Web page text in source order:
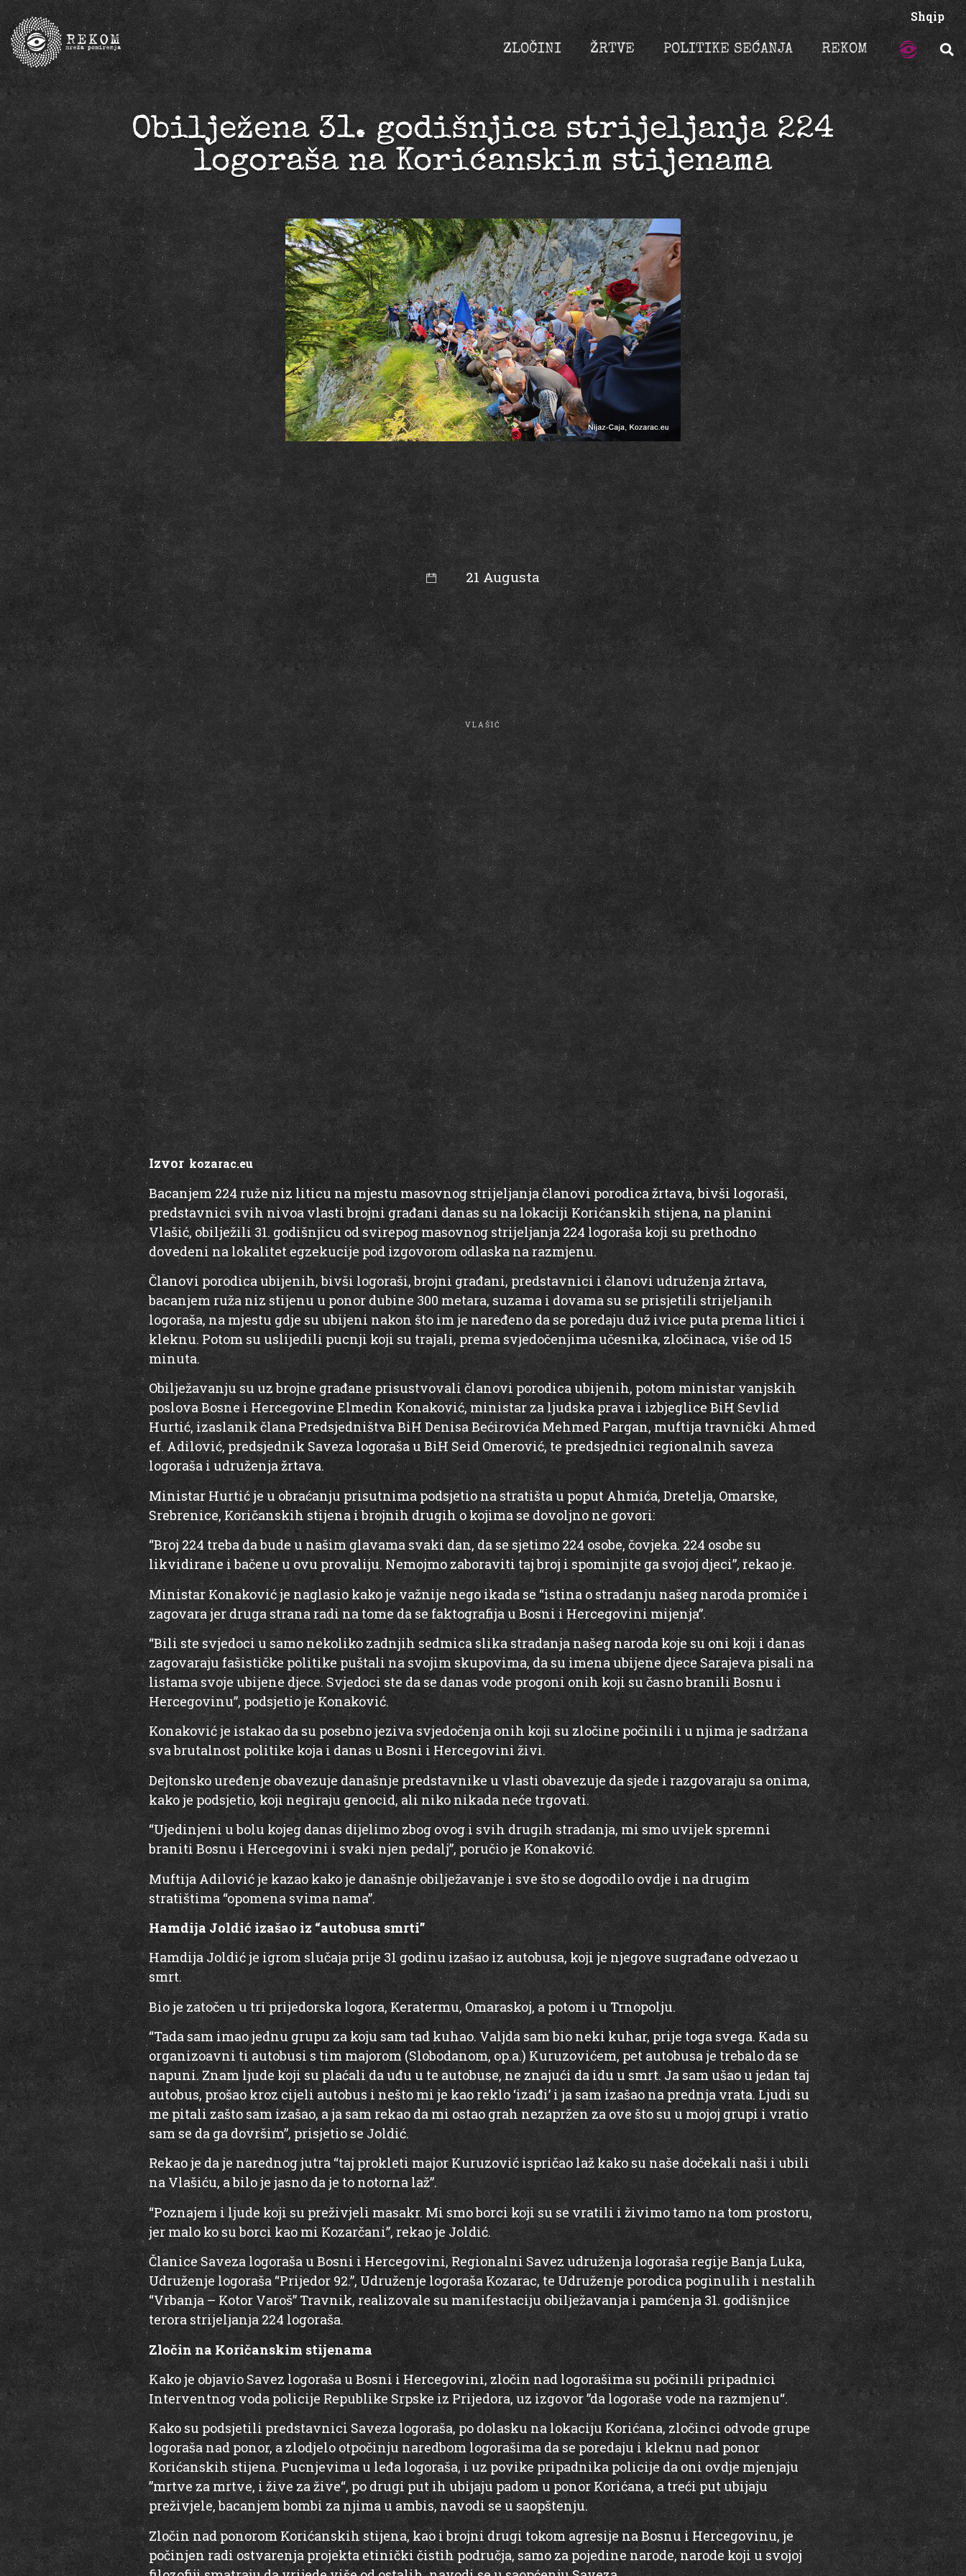
Shqip
ZLOČINI ŽRTVE POLITIKE SEĆANJA REKOM
Obilježena 31. godišnjica strijeljanja 224
logoraša na Korićanskim stijenama
Izvor kozarac.eu
Bacanjem 224 ruže niz liticu na mjestu masovnog strijeljanja članovi porodica žrtava, bivši logoraši,
predstavnici svih nivoa vlasti brojni građani danas su na lokaciji Korićanskih stijena, na planini
Vlašić, obilježili 31. godišnjicu od svirepog masovnog strijeljanja 224 logoraša koji su prethodno
dovedeni na lokalitet egzekucije pod izgovorom odlaska na razmjenu.
Članovi porodica ubijenih, bivši logoraši, brojni građani, predstavnici i članovi udruženja žrtava,
bacanjem ruža niz stijenu u ponor dubine 300 metara, suzama i dovama su se prisjetili strijeljanih
logoraša, na mjestu gdje su ubijeni nakon što im je naređeno da se poredaju duž ivice puta prema litici i
kleknu. Potom su uslijedili pucnji koji su trajali, prema svjedočenjima učesnika, zločinaca, više od 15
minuta.
Obilježavanju su uz brojne građane prisustvovali članovi porodica ubijenih, potom ministar vanjskih
poslova Bosne i Hercegovine Elmedin Konaković, ministar za ljudska prava i izbjeglice BiH Sevlid
Hurtić, izaslanik člana Predsjedništva BiH Denisa Bećirovića Mehmed Pargan, muftija travnički Ahmed
ef. Adilović, predsjednik Saveza logoraša u BiH Seid Omerović, te predsjednici regionalnih saveza
logoraša i udruženja žrtava.
Ministar Hurtić je u obraćanju prisutnima podsjetio na stratišta u poput Ahmića, Dretelja, Omarske,
Srebrenice, Koričanskih stijena i brojnih drugih o kojima se dovoljno ne govori:
“Broj 224 treba da bude u našim glavama svaki dan, da se sjetimo 224 osobe, čovjeka. 224 osobe su
likvidirane i bačene u ovu provaliju. Nemojmo zaboraviti taj broj i spominjite ga svojoj djeci”, rekao je.
Ministar Konaković je naglasio kako je važnije nego ikada se “istina o stradanju našeg naroda promiče i
zagovara jer druga strana radi na tome da se faktografija u Bosni i Hercegovini mijenja”.
“Bili ste svjedoci u samo nekoliko zadnjih sedmica slika stradanja našeg naroda koje su oni koji i danas
zagovaraju fašističke politike puštali na svojim skupovima, da su imena ubijene djece Sarajeva pisali na
listama svoje ubijene djece. Svjedoci ste da se danas vode progoni onih koji su časno branili Bosnu i
Hercegovinu”, podsjetio je Konaković.
Konaković je istakao da su posebno jeziva svjedočenja onih koji su zločine počinili i u njima je sadržana
sva brutalnost politike koja i danas u Bosni i Hercegovini živi.
Dejtonsko uređenje obavezuje današnje predstavnike u vlasti obavezuje da sjede i razgovaraju sa onima,
kako je podsjetio, koji negiraju genocid, ali niko nikada neće trgovati.
“Ujedinjeni u bolu kojeg danas dijelimo zbog ovog i svih drugih stradanja, mi smo uvijek spremni
braniti Bosnu i Hercegovini i svaki njen pedalj”, poručio je Konaković.
Muftija Adilović je kazao kako je današnje obilježavanje i sve što se dogodilo ovdje i na drugim
stratištima “opomena svima nama”.
Hamdija Joldić izašao iz “autobusa smrti”
Hamdija Joldić je igrom slučaja prije 31 godinu izašao iz autobusa, koji je njegove sugrađane odvezao u
smrt.
Bio je zatočen u tri prijedorska logora, Keratermu, Omaraskoj, a potom i u Trnopolju.
“Tada sam imao jednu grupu za koju sam tad kuhao. Valjda sam bio neki kuhar, prije toga svega. Kada su
organizoavni ti autobusi s tim majorom (Slobodanom, op.a.) Kuruzovićem, pet autobusa je trebalo da se
napuni. Znam ljude koji su plaćali da uđu u te autobuse, ne znajući da idu u smrt. Ja sam ušao u jedan taj
autobus, prošao kroz cijeli autobus i nešto mi je kao reklo ‘izađi’ i ja sam izašao na prednja vrata. Ljudi su
me pitali zašto sam izašao, a ja sam rekao da mi ostao grah nezapržen za ove što su u mojoj grupi i vratio
sam se da ga dovršim”, prisjetio se Joldić.
Rekao je da je narednog jutra “taj prokleti major Kuruzović ispričao laž kako su naše dočekali naši i ubili
na Vlašiću, a bilo je jasno da je to notorna laž”.
“Poznajem i ljude koji su preživjeli masakr. Mi smo borci koji su se vratili i živimo tamo na tom prostoru,
jer malo ko su borci kao mi Kozarčani”, rekao je Joldić.
Članice Saveza logoraša u Bosni i Hercegovini, Regionalni Savez udruženja logoraša regije Banja Luka,
Udruženje logoraša “Prijedor 92.”, Udruženje logoraša Kozarac, te Udruženje porodica poginulih i nestalih
“Vrbanja – Kotor Varoš” Travnik, realizovale su manifestaciju obilježavanja i pamćenja 31. godišnjice
terora strijeljanja 224 logoraša.
Zločin na Koričanskim stijenama
Kako je objavio Savez logoraša u Bosni i Hercegovini, zločin nad logorašima su počinili pripadnici
Interventnog voda policije Republike Srpske iz Prijedora, uz izgovor ”da logoraše vode na razmjenu“.
Kako su podsjetili predstavnici Saveza logoraša, po dolasku na lokaciju Korićana, zločinci odvode grupe
logoraša nad ponor, a zlodjelo otpočinju naredbom logorašima da se poredaju i kleknu nad ponor
Korićanskih stijena. Pucnjevima u leđa logoraša, i uz povike pripadnika policije da oni ovdje mjenjaju
”mrtve za mrtve, i žive za žive“, po drugi put ih ubijaju padom u ponor Korićana, a treći put ubijaju
preživjele, bacanjem bombi za njima u ambis, navodi se u saopštenju.
Zločin nad ponorom Korićanskih stijena, kao i brojni drugi tokom agresije na Bosnu i Hercegovinu, je
počinjen radi ostvarenja projekta etinički čistih područja, samo za pojedine narode, narode koji u svojoj
21 Augusta
00:00
VLAŠIĆ